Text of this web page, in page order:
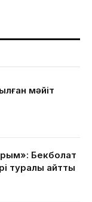
мәйіт
Бекболат
туралы айтты